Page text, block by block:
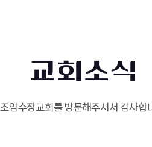
교회소식
조암수정교회를 방문해주셔서 감사합